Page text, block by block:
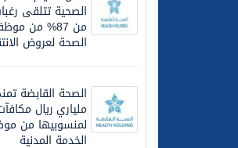
20/06/2026
27/05/2026
الصحية تتلقى
من 87% من
الصحة لعروض
الصحة القابضة
ملياري ريال
لمنسوبيها من
الخدمة المدنية